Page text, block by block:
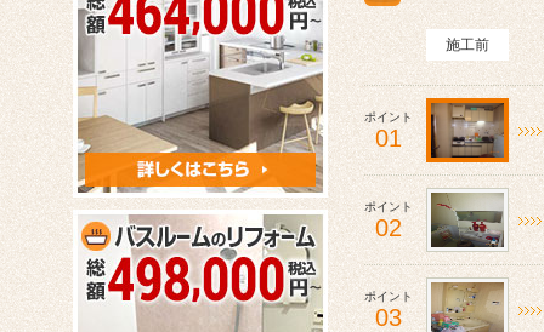
施工前
ポイント
01
ポイント
02
ポイント
03